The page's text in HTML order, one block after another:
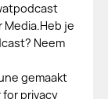
Media.Heb je
Neem
gemaakt
privacy